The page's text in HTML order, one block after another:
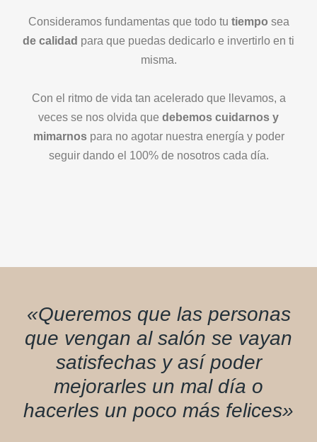
Consideramos fundamentas que todo tu tiempo sea
de calidad para que puedas dedicarlo e invertirlo en ti
misma.
Con el ritmo de vida tan acelerado que llevamos, a
veces se nos olvida que debemos cuidarnos y
mimarnospara no agotar nuestra energía y poder
seguir dando el 100% de nosotros cada día.
«Queremos que las personas
que vengan al salón se vayan
satisfechas y así poder
mejorarles un mal día o
hacerles un poco más felices»